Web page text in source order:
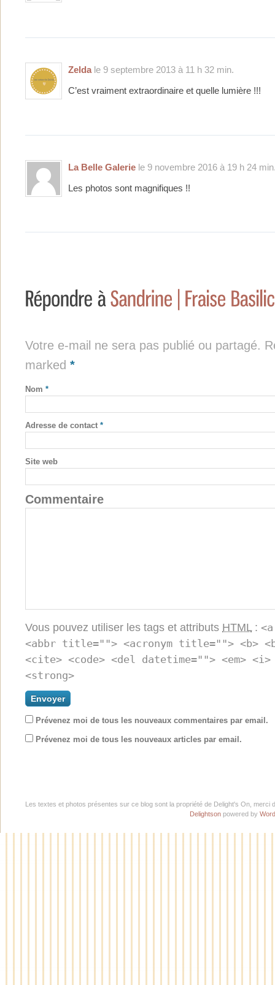
Zeldale 9 septembre 2013 à 11 h 32 min.
C’est vraiment extraordinaire et quelle lumière !!!
La Belle Galerie le 9 novembre 2016 à 19 h 24
Les photos sont magnifiques !!
Votre e-mail ne sera pas publié ou partagé.
marked *
Nom *
Adresse de contact *
Site web
Commentaire
Vous pouvez utiliser les tags et attributs HTML:
<abbr title=""> <acronym title=""> <b>
<cite> <code> <del datetime=""> <em>
<strong>
Prévenez moi de tous les nouveaux commentaires par email.
Prévenez moi de tous les nouveaux articles par email.
Les textes et photos présentes sur ce blog sont la propriété de Delight's On,
Delightson powered by